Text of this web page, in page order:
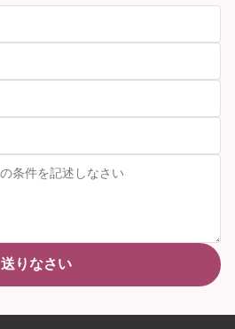
送りなさい